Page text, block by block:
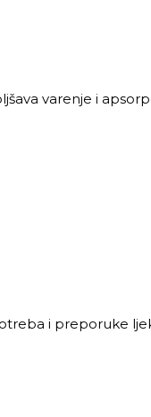
varenje i
i preporuke